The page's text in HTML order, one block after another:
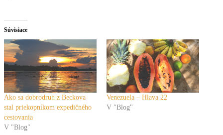
Súvisiace
Ako sa dobrodruh z Beckova
stal priekopníkom expedičného
cestovania
V "Blog"
Venezuela – Hlava 22
V "Blog"